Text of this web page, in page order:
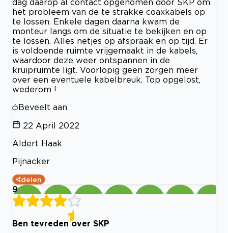
dag daarop al contact opgenomen door SKP om
het probleem van de te strakke coaxkabels op
te lossen. Enkele dagen daarna kwam de
monteur langs om de situatie te bekijken en op
te lossen. Alles netjes op afspraak en op tijd. Er
is voldoende ruimte vrijgemaakt in de kabels,
waardoor deze weer ontspannen in de
kruipruimte ligt. Voorlopig geen zorgen meer
over een eventuele kabelbreuk. Top opgelost,
wederom !
Beveelt aan
22 April 2022
Aldert Haak
Pijnacker
delen
9
Ben tevreden over SKP